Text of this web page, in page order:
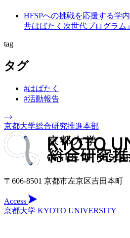
HFSPへの挑戦を応援する学
共はばたく次世代プログラム』
tag
タグ
#はばたく
#活動報告
京都大学総合研究推進本部
〒606-8501 京都市左京区吉田本町
Access
京都大学 KYOTO UNIVERSITY